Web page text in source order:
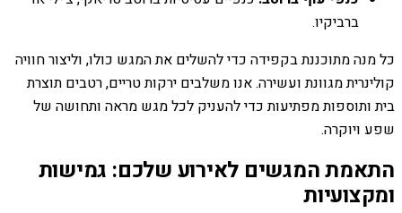
ברביקיו.
כל מנה מתוכננת בקפידה כדי להשלים את המגש כולו, וליצור חוויה
קולינרית מגוונת ועשירה. אנו משלבים ירקות טריים, רטבים תוצרת
בית ותוספות מפתיעות כדי להעניק לכל מגש מראה ותחושה של
שפע ויוקרה.
התאמת המגשים לאירוע שלכם: גמישות
ומקצועיות